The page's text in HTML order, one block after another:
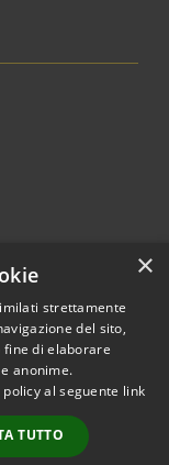
© 2026 • Comune di
• Powered by
•
Accesso
redazione
×
strettamente
del sito,
fine di elaborare
anonime.
al seguente link
TUTTO